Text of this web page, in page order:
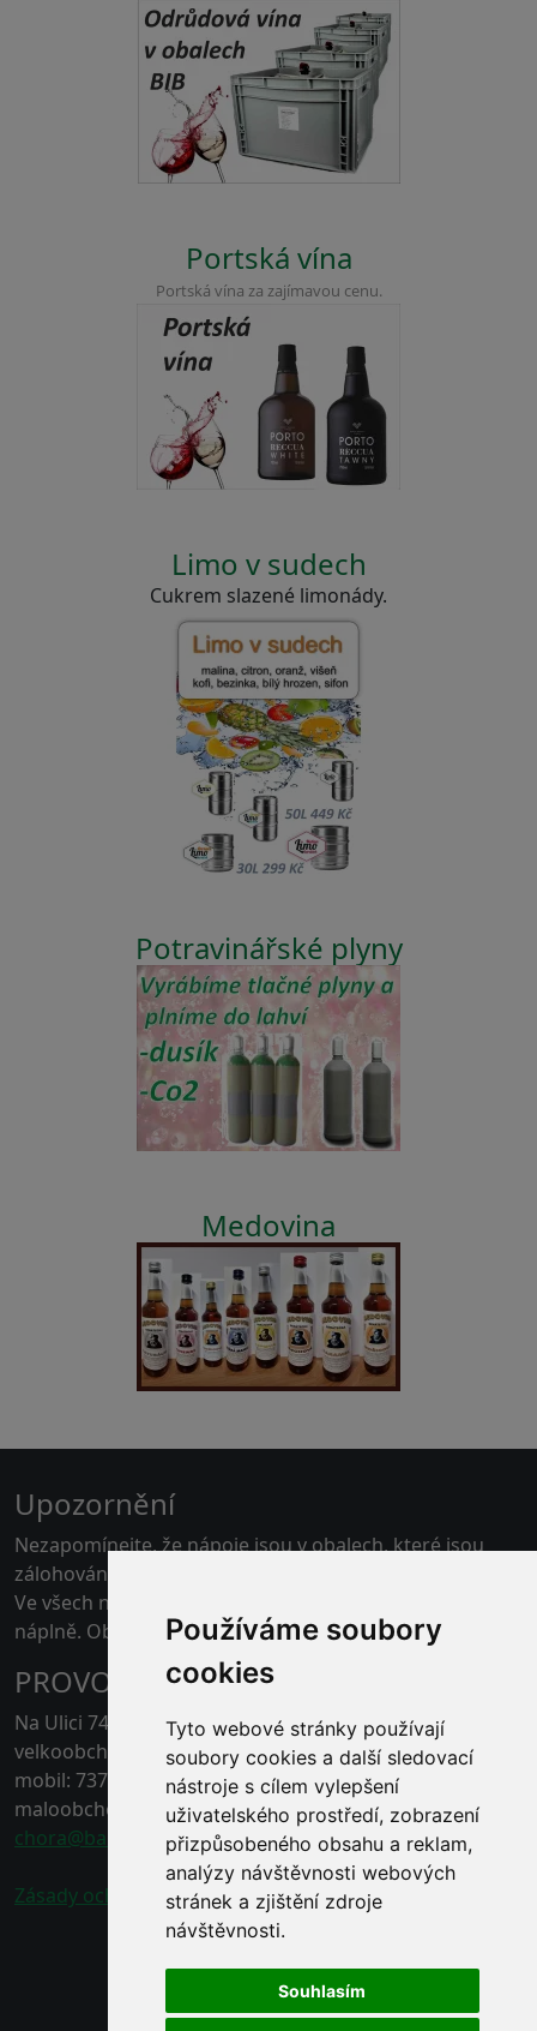
Používáme soubory
cookies
Tyto webové stránky používají
soubory cookies a další sledovací
nástroje s cílem vylepšení
uživatelského prostředí, zobrazení
přizpůsobeného obsahu a reklam,
analýzy návštěvnosti webových
stránek a zjištění zdroje
návštěvnosti.
Souhlasím
Portská vína
Portská vína za zajímavou cenu.
Limo v sudech
Cukrem slazené limonády.
Potravinářské plyny
Medovina
Upozornění
Nezapomínejte, že nápoje jsou v obalech, které jsou
zálohovány.
Ve všech našich skladech je možné platit kartou pouze
náplně. Obaly jen v hotovosti.
PROVOZOVNA ČERNÁ HORA
Na Ulici 74, 67921 Černá Hora, Blansko
velkoobchod - tel.: 778 496 863
mobil: 737 211 132
maloobchod - tel.: 778 496 862
chora@baracek.cz
Zásady ochrany osobních údajů